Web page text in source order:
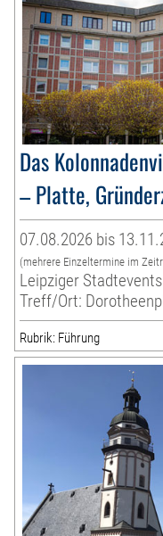
Das
– Platte,
07.08.2026 bis
(mehrere Einzeltermine im
Leipziger Stadtevents
Treff/Ort:
Rubrik: Führung